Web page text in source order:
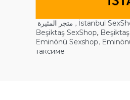
متجر المثيرة , İstanbul
Beşiktaş SexShop,
Eminönü Sexshop,
таксиме